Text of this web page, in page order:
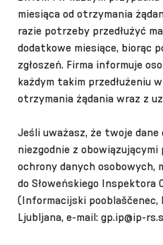
miesiąca od otrzymania
razie potrzeby przedłużyć
dodatkowe miesiące, biorąc
zgłoszeń. Firma informuje
każdym takim przedłużeniu
otrzymania żądania wraz z
Jeśli uważasz, że twoje
niezgodnie z
ochrony danych osobowych,
do Słoweńskiego Inspektora
(Informacijski pooblaščenec,
Ljubljana, e-mail: gp.ip@ip-